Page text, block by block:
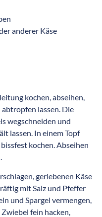
anderer Käse
kochen, abseihen,
lassen. Die
wegschneiden und
lassen. In einem Topf
kochen. Abseihen
geriebenen Käse
mit Salz und Pfeffer
und Spargel vermengen,
fein hacken,